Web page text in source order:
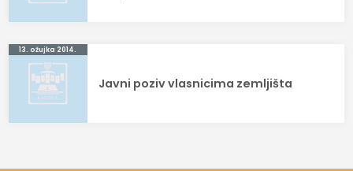
13. ožujka 2014.
Javni poziv vlasnicima zemljišta